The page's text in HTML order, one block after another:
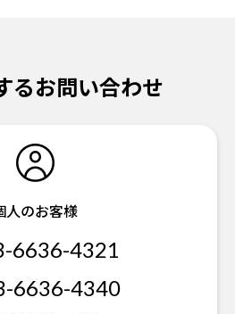
るお問い合わせ
人のお客様
6636-4321
6636-4340